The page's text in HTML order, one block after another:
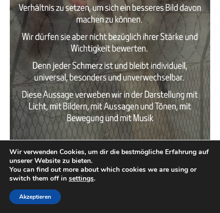
_______________________________________
März 2026
Wir verwenden Cookies, um dir die bestmögliche Erfahrung auf
unserer Website zu bieten.
You can find out more about which cookies we are using or
switch them off in settings.
Akzeptieren